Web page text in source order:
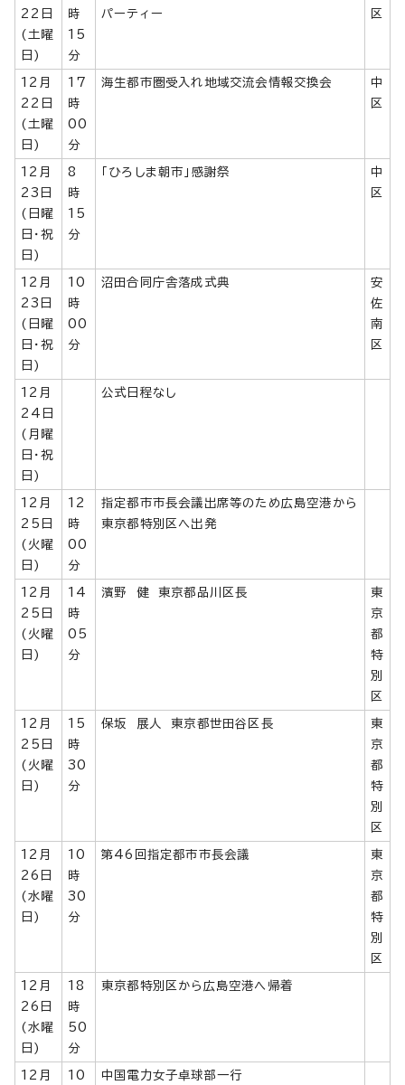
22日
(土曜
日)
時
15
分
パーティー 区
12月
22日
(土曜
日)
17
時
00
分
海生都市圏受入れ地域交流会情報交換会
中
区
12月
23日
(日曜
日・祝
日)
8
時
15
分
「ひろしま朝市」感謝祭
中
区
12月
23日
(日曜
日・祝
日)
10
時
00
分
沼田合同庁舎落成式典
安
佐
南
区
12月
24日
(月曜
日・祝
日)
公式日程なし
12月
25日
(火曜
日)
12
時
00
分
指定都市市長会議出席等のため広島空港から
東京都特別区へ出発
12月
25日
(火曜
日)
14
時
05
分
濱野 健 東京都品川区長
東
京
都
特
別
区
12月
25日
(火曜
日)
15
時
30
分
保坂 展人 東京都世田谷区長
東
京
都
特
別
区
12月
26日
(水曜
日)
10
時
30
分
第46回指定都市市長会議
東
京
都
特
別
区
12月
26日
(水曜
日)
18
時
50
分
東京都特別区から広島空港へ帰着
12月
10
中国電力女子卓球部一行